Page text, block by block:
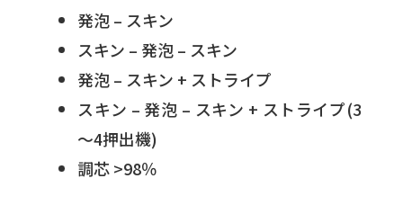
発泡 – スキン
スキン – 発泡 – スキン
発泡 – スキン + ストライプ
スキン – 発泡 – スキン + ストライプ(3
～4押出機)
調芯 >98％